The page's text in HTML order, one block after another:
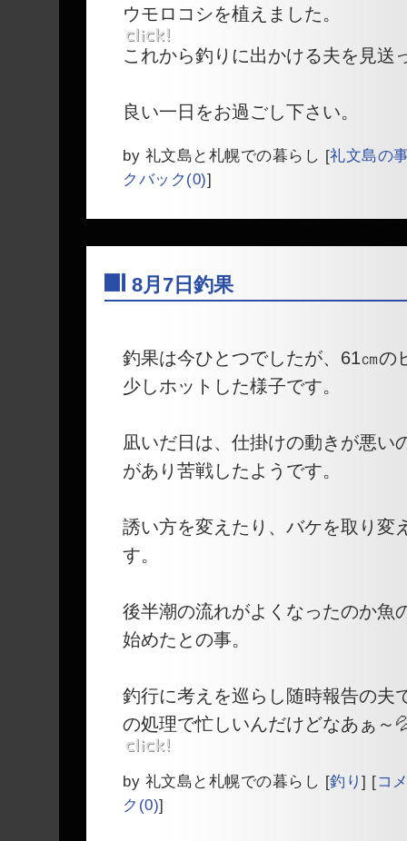
ウモロコシを植えました。
これから釣りに出かける夫を見送
良い一日をお過ごし下さい。
by 礼文島と札幌での暮らし [礼文島の
クバック(0)]
8月7日釣果
釣果は今ひとつでしたが、61㎝の
少しホットした様子です。
凪いだ日は、仕掛けの動きが悪い
があり苦戦したようです。
誘い方を変えたり、バケを取り変
す。
後半潮の流れがよくなったのか魚
始めたとの事。
釣行に考えを巡らし随時報告の夫
の処理で忙しいんだけどなあぁ～
by 礼文島と札幌での暮らし [釣り ] [コ
ク(0)]